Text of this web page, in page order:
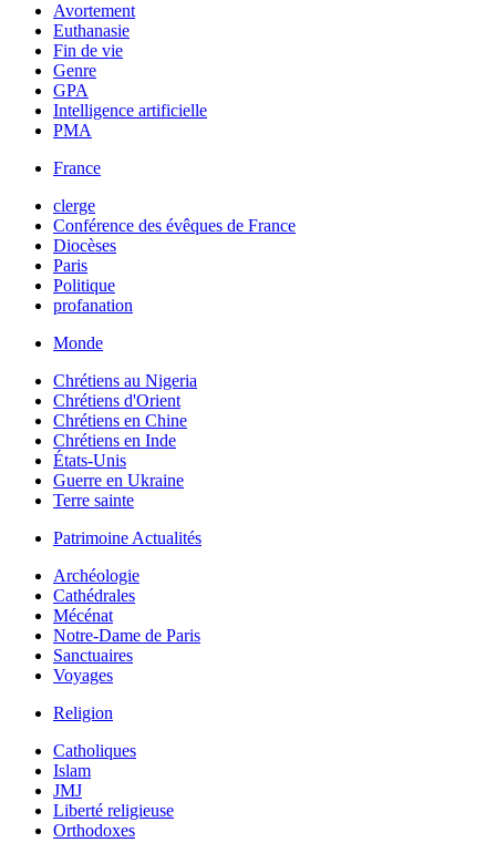
Avortement
Euthanasie
Fin de vie
Genre
GPA
Intelligence artificielle
PMA
France
clerge
Conférence des évêques de France
Diocèses
Paris
Politique
profanation
Monde
Chrétiens au Nigeria
Chrétiens d'Orient
Chrétiens en Chine
Chrétiens en Inde
États-Unis
Guerre en Ukraine
Terre sainte
Patrimoine Actualités
Archéologie
Cathédrales
Mécénat
Notre-Dame de Paris
Sanctuaires
Voyages
Religion
Catholiques
Islam
JMJ
Liberté religieuse
Orthodoxes